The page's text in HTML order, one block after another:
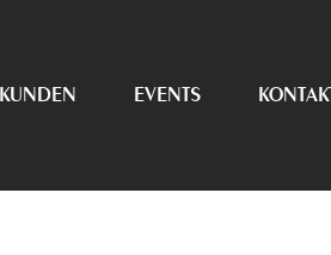
EVENTS KONTAKT